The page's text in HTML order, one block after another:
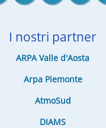
I nostri partner
ARPA Valle d'Aosta
Arpa Piemonte
AtmoSud
DIAMS